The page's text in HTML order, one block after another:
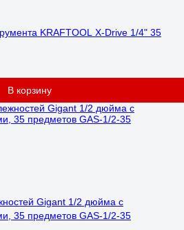
KRAFTOOL X-Drive 1/4" 35
В корзину
Gigant 1/2 дюйма с
35 предметов GAS-1/2-35